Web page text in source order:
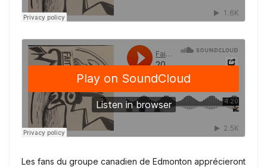
Les fans du groupe canadien de Edmonton apprécieront